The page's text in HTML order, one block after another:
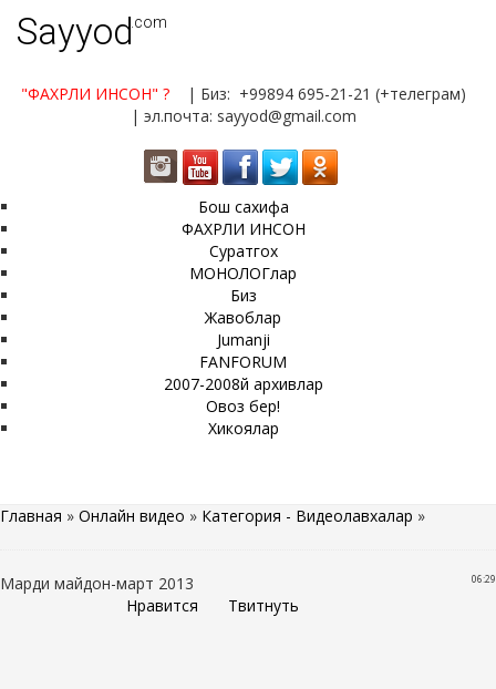
Sayyod.com
"ФАХРЛИ ИНСОН" ?
| Биз: +99894 695-21-21 (+телеграм)
| эл.почта: sayyod@gmail.com
Бош сахифа
ФАХРЛИ ИНСОН
Суратгох
МОНОЛОГлар
Биз
Жавоблар
Jumanji
FANFORUM
2007-2008й архивлар
Овоз бер!
Хикоялар
Главная » Онлайн видео » Категория - Видеолавхалар »
06:29
Марди майдон-март 2013
Нравится
Твитнуть